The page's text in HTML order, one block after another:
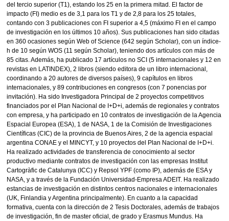
del tercio superior (T1), estando los 25 en la primera mitad. El factor de
impacto (FI) medio es de 3,1 para los T1 y de 2,8 para los 25 totales,
contando con 3 publicaciones con FI superior a 4,5 (máximo FI en el campo
de investigación en los últimos 10 años). Sus publicaciones han sido citadas
en 360 ocasiones según Web of Science (642 según Scholar), con un índice-
h de 10 según WOS (11 según Scholar), teniendo dos artículos con más de
85 citas. Además, ha publicado 17 artículos no SCI (5 internacionales y 12 en
revistas en LATINDEX), 2 libros (siendo editora de un libro internacional,
coordinando a 20 autores de diversos países), 9 capítulos en libros
internacionales, y 89 contribuciones en congresos (con 7 ponencias por
invitación). Ha sido Investigadora Principal de 2 proyectos competitivos
financiados por el Plan Nacional de I+D+i, además de regionales y contratos
con empresa, y ha participado en 10 contratos de investigación de la Agencia
Espacial Europea (ESA), 1 de NASA, 1 de la Comisión de Investigaciones
Científicas (CIC) de la provincia de Buenos Aires, 2 de la agencia espacial
argentina CONAE y el MINCYT, y 10 proyectos del Plan Nacional de I+D+i.
Ha realizado actividades de transferencia de conocimiento al sector
productivo mediante contratos de investigación con las empresas Institut
Cartogràfic de Catalunya (ICC) y Repsol YPF (como IP), además de ESA y
NASA, y a través de la Fundación Universidad-Empresa ADEIT. Ha realizado
estancias de investigación en distintos centros nacionales e internacionales
(UK, Finlandia y Argentina principalmente). En cuanto a la capacidad
formativa, cuenta con la dirección de 2 Tesis Doctorales, además de trabajos
de investigación, fin de master oficial, de grado y Erasmus Mundus. Ha